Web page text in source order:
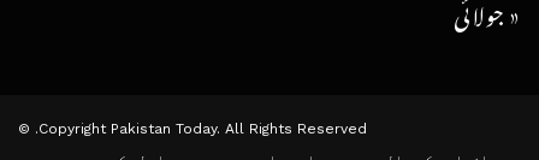
« جولائی
Copyright Pakistan Today. All Rights Reserved. ©